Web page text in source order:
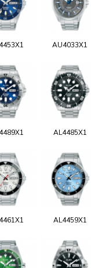
AU4033X1
AL4485X1
AL4459X1